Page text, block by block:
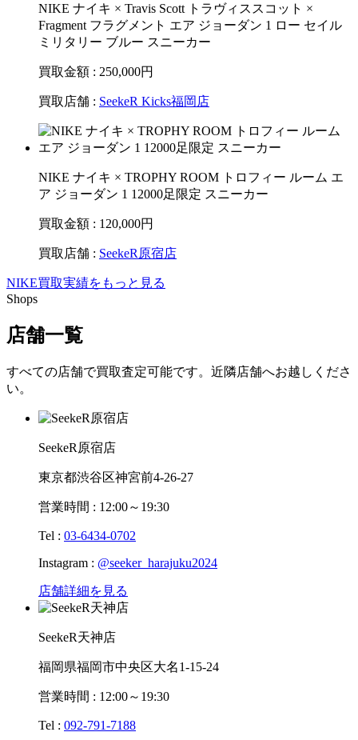
NIKE ナイキ × Travis Scott トラヴィススコット ×
Fragment フラグメント エア ジョーダン 1 ロー セイル
ミリタリー ブルー スニーカー
買取金額 : 250,000円
買取店舗 : SeekeR Kicks福岡店
NIKE ナイキ × TROPHY ROOM トロフィー ルーム エ
ア ジョーダン 1 12000足限定 スニーカー
買取金額 : 120,000円
買取店舗 : SeekeR原宿店
NIKE買取実績をもっと見る
Shops
店舗一覧
すべての店舗で買取査定可能です。近隣店舗へお越しくださ
い。
SeekeR原宿店
東京都渋谷区神宮前4-26-27
営業時間 : 12:00～19:30
Tel : 03-6434-0702
Instagram : @seeker_harajuku2024
店舗詳細を見る
SeekeR天神店
福岡県福岡市中央区大名1-15-24
営業時間 : 12:00～19:30
Tel : 092-791-7188